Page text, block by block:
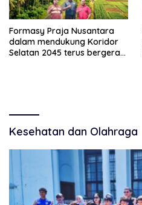
Formasy Praja Nusantara
dalam mendukung Koridor
Selatan 2045 terus bergerak
Kesehatan dan Olahraga